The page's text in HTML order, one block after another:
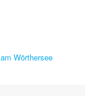
Wörthersee